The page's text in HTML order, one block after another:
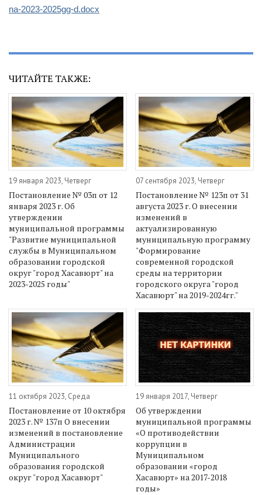
na-2023-2025gg-d.docx
ЧИТАЙТЕ ТАКЖЕ:
19 января 2023, Четверг
Постановление № 03п от 12
января 2023 г. Об
утверждении
муниципальной программы
"Развитие муниципальной
службы в Муниципальном
образовании городской
округ "город Хасавюрт" на
2023-2025 годы"
07 сентября 2023, Четверг
Постановление № 123п от 31
августа 2023 г. О внесении
изменений в
актуализированную
муниципальную программу
"Формирование
современной городской
среды на территории
городского округа "город
Хасавюрт" на 2019-2024гг."
11 октября 2023, Среда
Постановление от 10 октября
2023 г. № 137п О внесении
изменений в постановление
Администрации
Муниципального
образования городской
округ "город Хасавюрт"
19 января 2017, Четверг
Об утверждении
муниципальной программы
«О противодействии
коррупции в
Муниципальном
образовании «город
Хасавюрт» на 2017-2018
годы»